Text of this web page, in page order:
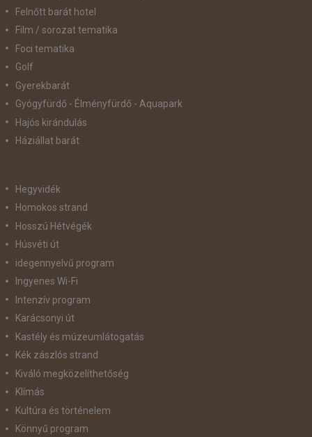
Felnőtt barát hotel
Film / sorozat tematika
Foci tematika
Golf
Gyerekbarát
Gyógyfürdő - Élményfürdő - Aquapark
Hajós kirándulás
Háziállat barát
Hegyvidék
Homokos strand
Hosszú Hétvégék
Húsvéti út
idegennyelvű program
Ingyenes Wi-Fi
Intenzív program
Karácsonyi út
Kastély és múzeumlátogatás
Kék zászlós strand
Kiváló megközelíthetőség
Klímás
Kultúra és történelem
Könnyű program